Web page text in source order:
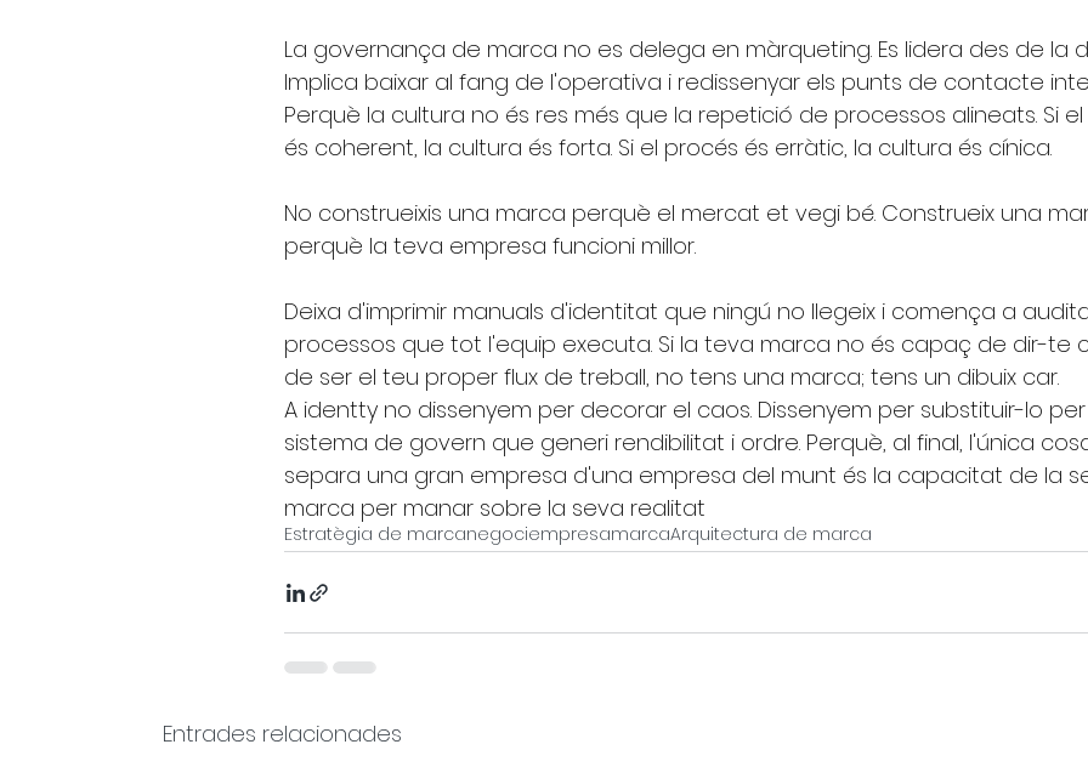
La governança de marca no es delega en màrqueting. Es lidera des de la
Implica baixar al fang de l'operativa i redissenyar els punts de contacte
Perquè la cultura no és res més que la repetició de processos alineats. Si
és coherent, la cultura és forta. Si el procés és erràtic, la cultura és cínica.
No construeixis una marca perquè el mercat et vegi bé. Construeix una
perquè la teva empresa funcioni millor.
Deixa d'imprimir manuals d'identitat que ningú no llegeix i comença a
processos que tot l'equip executa. Si la teva marca no és capaç de dir-te
de ser el teu proper flux de treball, no tens una marca; tens un dibuix car.
A identty no dissenyem per decorar el caos. Dissenyem per substituir-lo
sistema de govern que generi rendibilitat i ordre. Perquè, al final, l'única
separa una gran empresa d'una empresa del munt és la capacitat de la
marca per manar sobre la seva realitat
Estratègia de marcanegociempresamarcaArquitectura de marca
Entrades relacionades